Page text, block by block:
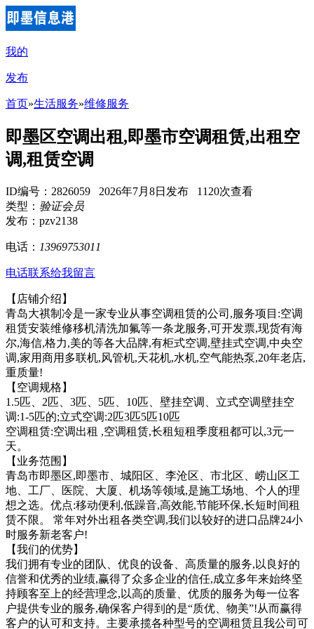
我的
发布
首页»生活服务»维修服务
即墨区空调出租,即墨市空调租赁,出租空
调,租赁空调
ID编号：2826059 2026年7月8日发布 1120次查看
类型： 验证会员
发布：pzv2138
电话： 13969753011
电话联系给我留言
【店铺介绍】
青岛大祺制冷是一家专业从事空调租赁的公司,服务项目:空调
租赁安装维修移机清洗加氟等一条龙服务,可开发票,现货有海
尔,海信,格力,美的等各大品牌,有柜式空调,壁挂式空调,中央空
调,家用商用多联机,风管机,天花机,水机,空气能热泵,20年老店,
重质量!
【空调规格】
1.5匹、2匹、3匹、5匹、10匹、壁挂空调、立式空调壁挂空
调:1-5匹的;立式空调:2匹3匹5匹10匹
空调租赁:空调出租 ,空调租赁,长租短租季度租都可以,3元一
天。
【业务范围】
青岛市即墨区,即墨市、城阳区、李沧区、市北区、崂山区工
地、工厂、医院、大厦、机场等领域,是施工场地、个人的理
想之选。优点:移动便利,低躁音,高效能,节能环保,长短时间租
赁不限。 常年对外出租各类空调,我们以较好的进口品牌24小
时服务新老客户!
【我们的优势】
我们拥有专业的团队、优良的设备、高质量的服务,以良好的
信誉和优秀的业绩,赢得了众多企业的信任,成立多年来始终坚
持顾客至上的经营理念,以高的质量、优质的服务为每一位客
户提供专业的服务,确保客户得到的是“质优、物美”!从而赢得
客户的认可和支持。主要承揽各种型号的空调租赁且我公司可